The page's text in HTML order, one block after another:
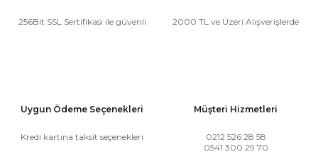
256Bit SSL Sertifikası ile güvenli 2000 TL ve Üzeri Alışverişlerde
Uygun Ödeme Seçenekleri
Kredi kartına taksit seçenekleri
Müşteri Hizmetleri
0212 526 28 58
0541 300 29 70